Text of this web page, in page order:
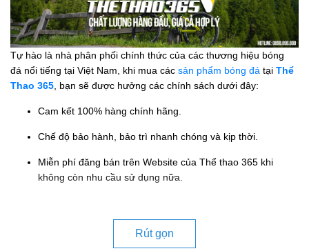
Tự hào là nhà phân phối chính thức của các thương hiệu bóng
đá nổi tiếng tại Việt Nam, khi mua các sản phẩm bóng đá tại Thể
Thao 365 , bạn sẽ được hưởng các chính sách dưới đây:
Cam kết 100% hàng chính hãng.
Chế độ bảo hành, bảo trì nhanh chóng và kịp thời.
Miễn phí đăng bán trên Website của Thể thao 365 khi
không còn nhu cầu sử dụng nữa.
Rút gọn